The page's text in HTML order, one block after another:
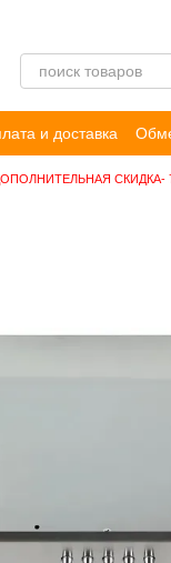
и доставка
соглашение
СКИДКА-